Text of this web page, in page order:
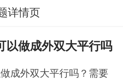
详情页
以做成外双大平行吗
成外双大平行吗？需要